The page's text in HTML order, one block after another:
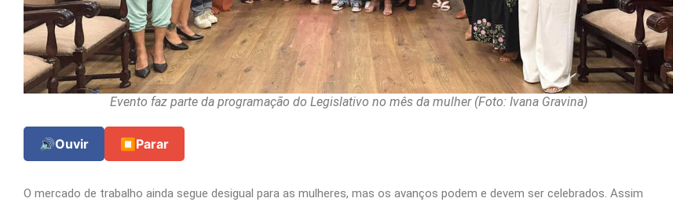
Evento faz parte da programação do Legislativo no mês da mulher (Foto: Ivana Gravina)
🔊Ouvir ⏹ Parar
O mercado de trabalho ainda segue desigual para as mulheres, mas os avanços podem e devem ser celebrados. Assim